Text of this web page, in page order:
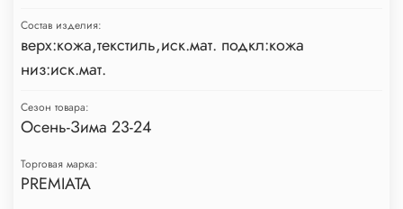
Состав изделия:
верх:кожа,текстиль,иск.мат. подкл:кожа
низ:иск.мат.
Сезон товара:
Осень-Зима 23-24
Торговая марка:
PREMIATA